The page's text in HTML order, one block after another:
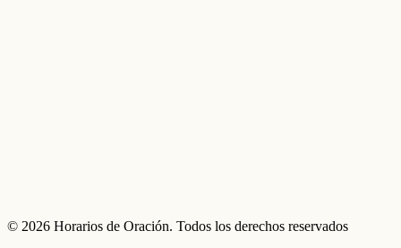
© 2026 Horarios de Oración. Todos los derechos reservados